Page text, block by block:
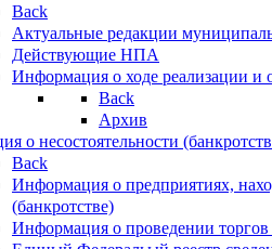
Back
Актуальные редакции
Действующие НПА
Информация о ходе реализации
Back
Архив
о несостоятельности
Back
Информация о предприятиях,
(банкротстве)
Информация о проведении